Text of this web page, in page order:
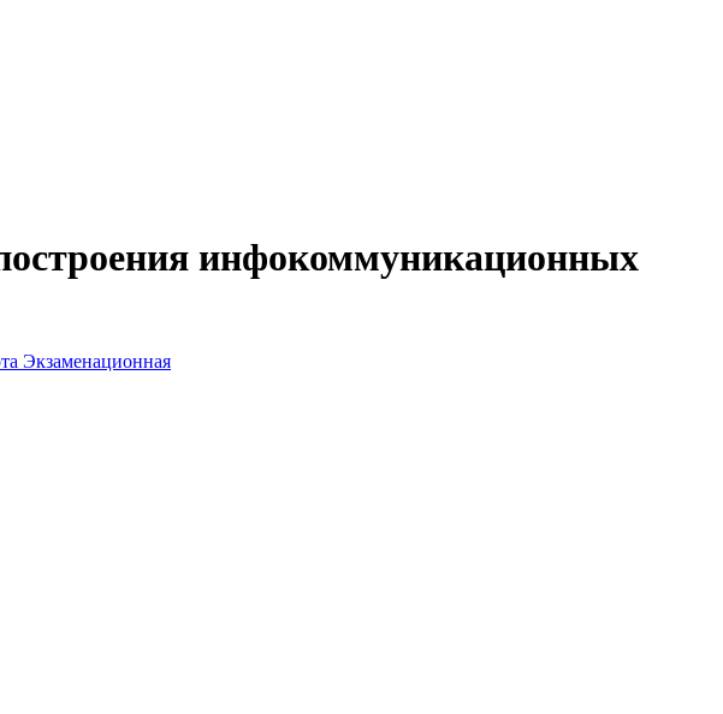
инфокоммуникационных
Экзаменационная